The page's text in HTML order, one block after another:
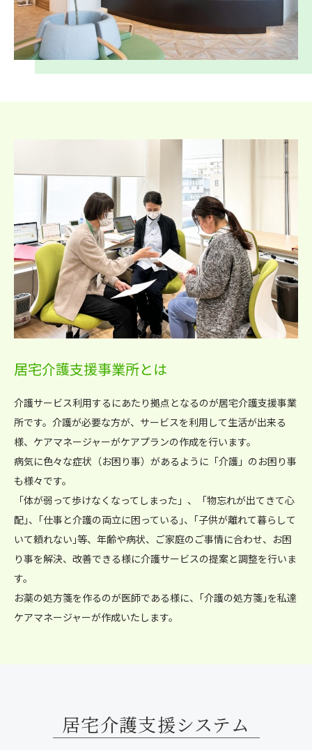
居宅介護支援事業所とは
介護サービス利用するにあたり拠点となるのが居宅介護支援事業
所です。介護が必要な方が、サービスを利用して生活が出来る
様、ケアマネージャーがケアプランの作成を行います。
病気に色々な症状（お困り事）があるように「介護」のお困り事
も様々です。
「体が弱って歩けなくなってしまった」、「物忘れが出てきて心
配｣、｢仕事と介護の両立に困っている｣、｢子供が離れて暮らして
いて頼れない｣等、年齢や病状、ご家庭のご事情に合わせ、お困
り事を解決、改善できる様に介護サービスの提案と調整を行いま
す。
お薬の処方箋を作るのが医師である様に、｢介護の処方箋｣を私達
ケアマネージャーが作成いたします。
居宅介護支援システム